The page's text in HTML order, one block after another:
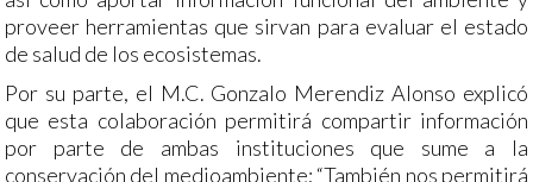
proveer herramientas que sirvan para evaluar el estado
de salud de los ecosistemas.
Por su parte, el M.C. Gonzalo Merendiz Alonso explicó
que esta colaboración permitirá compartir información
por parte de ambas instituciones que sume a la
conservación del medioambiente; “También nos permitirá